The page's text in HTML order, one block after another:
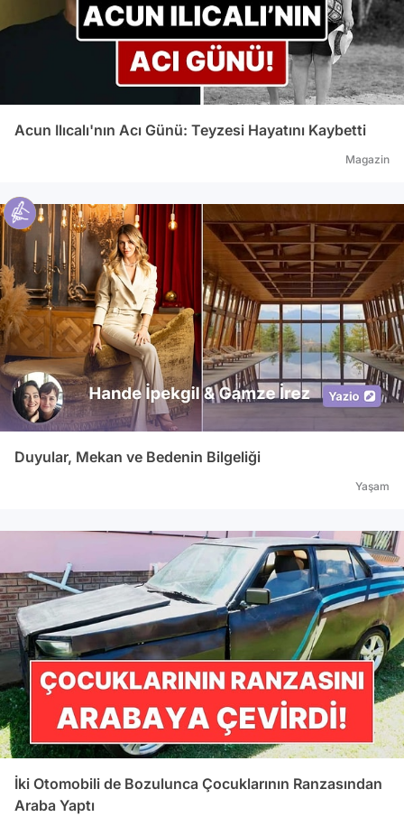
Acun Ilıcalı'nın Acı Günü: Teyzesi Hayatını Kaybetti
Magazin
Duyular, Mekan ve Bedenin Bilgeliği
Yaşam
İki Otomobili de Bozulunca Çocuklarının Ranzasından
Araba Yaptı